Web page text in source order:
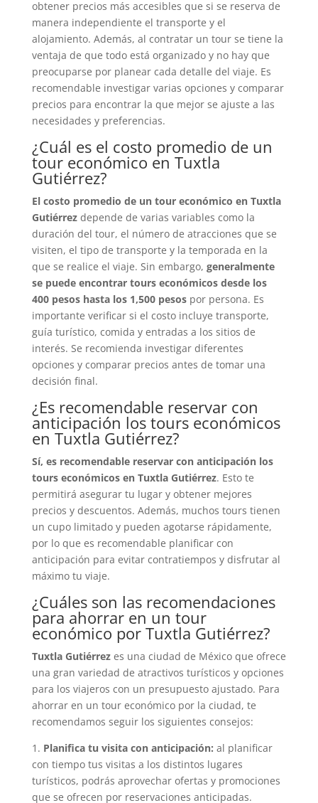
obtener precios más accesibles que si se reserva de
manera independiente el transporte y el
alojamiento. Además, al contratar un tour se tiene la
ventaja de que todo está organizado y no hay que
preocuparse por planear cada detalle del viaje. Es
recomendable investigar varias opciones y comparar
precios para encontrar la que mejor se ajuste a las
necesidades y preferencias.
¿Cuál es el costo promedio de un
tour económico en Tuxtla
Gutiérrez?
El costo promedio de un tour económico en Tuxtla
Gutiérrezdepende de varias variables como la
duración del tour, el número de atracciones que se
visiten, el tipo de transporte y la temporada en la
que se realice el viaje. Sin embargo, generalmente
se puede encontrar tours económicos desde los
400 pesos hasta los 1,500 pesospor persona. Es
importante verificar si el costo incluye transporte,
guía turístico, comida y entradas a los sitios de
interés. Se recomienda investigar diferentes
opciones y comparar precios antes de tomar una
decisión final.
¿Es recomendable reservar con
anticipación los tours económicos
en Tuxtla Gutiérrez?
Sí, es recomendable reservar con anticipación los
tours económicos en Tuxtla Gutiérrez. Esto te
permitirá asegurar tu lugar y obtener mejores
precios y descuentos. Además, muchos tours tienen
un cupo limitado y pueden agotarse rápidamente,
por lo que es recomendable planificar con
anticipación para evitar contratiempos y disfrutar al
máximo tu viaje.
¿Cuáles son las recomendaciones
para ahorrar en un tour
económico por Tuxtla Gutiérrez?
Tuxtla Gutiérrezes una ciudad de México que ofrece
una gran variedad de atractivos turísticos y opciones
para los viajeros con un presupuesto ajustado. Para
ahorrar en un tour económico por la ciudad, te
recomendamos seguir los siguientes consejos:
1. Planifica tu visita con anticipación: al planificar
con tiempo tus visitas a los distintos lugares
turísticos, podrás aprovechar ofertas y promociones
que se ofrecen por reservaciones anticipadas.